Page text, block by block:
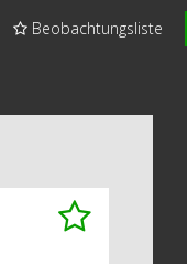
Beobachtungsliste